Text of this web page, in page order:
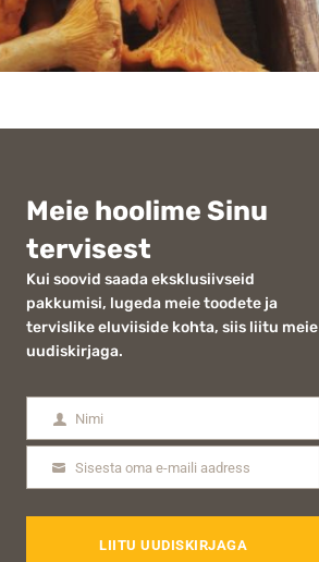
Meie hoolime Sinu
tervisest
Kui soovid saada eksklusiivseid
pakkumisi, lugeda meie toodete ja
tervislike eluviiside kohta, siis liitu meie
uudiskirjaga.
Nimi
Nimi
Sisesta oma e-maili aadress
LIITU UUDISKIRJAGA